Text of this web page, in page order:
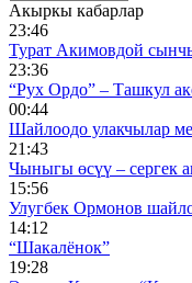
Акыркы кабарлар
23:46
Турат Акимовдой
23:36
“Рух Ордо” – Ташкул
00:44
Шайлоодо улакчылар
21:43
Чыныгы өсүү – сергек
15:56
Улугбек Ормонов
14:12
“Шакалёнок”
19:28